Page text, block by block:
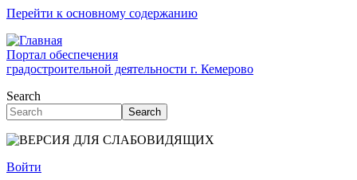
Перейти к основному содержанию
Портал обеспечения
градостроительной деятельности г. Кемерово
Search
Search
Войти